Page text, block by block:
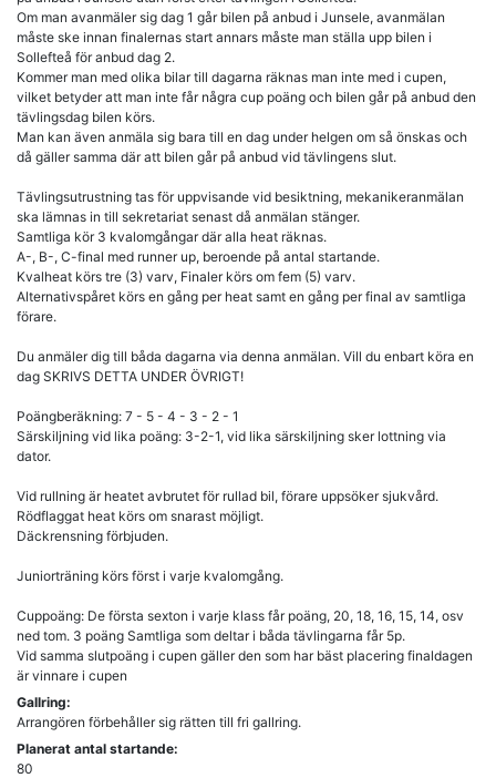
Om man avanmäler sig dag 1 går bilen på anbud i Junsele, avanmälan
måste ske innan finalernas start annars måste man ställa upp bilen i
Sollefteå för anbud dag 2.
Kommer man med olika bilar till dagarna räknas man inte med i cupen,
vilket betyder att man inte får några cup poäng och bilen går på anbud den
tävlingsdag bilen körs.
Man kan även anmäla sig bara till en dag under helgen om så önskas och
då gäller samma där att bilen går på anbud vid tävlingens slut.
Tävlingsutrustning tas för uppvisande vid besiktning, mekanikeranmälan
ska lämnas in till sekretariat senast då anmälan stänger.
Samtliga kör 3 kvalomgångar där alla heat räknas.
A-, B-, C-final med runner up, beroende på antal startande.
Kvalheat körs tre (3) varv, Finaler körs om fem (5) varv.
Alternativspåret körs en gång per heat samt en gång per final av samtliga
förare.
Du anmäler dig till båda dagarna via denna anmälan. Vill du enbart köra en
dag SKRIVS DETTA UNDER ÖVRIGT!
Poängberäkning: 7 - 5 - 4 - 3 - 2 - 1
Särskiljning vid lika poäng: 3-2-1, vid lika särskiljning sker lottning via
dator.
Vid rullning är heatet avbrutet för rullad bil, förare uppsöker sjukvård.
Rödflaggat heat körs om snarast möjligt.
Däckrensning förbjuden.
Juniorträning körs först i varje kvalomgång.
Cuppoäng: De första sexton i varje klass får poäng, 20, 18, 16, 15, 14, osv
ned tom. 3 poäng Samtliga som deltar i båda tävlingarna får 5p.
Vid samma slutpoäng i cupen gäller den som har bäst placering finaldagen
är vinnare i cupen
Gallring:
Arrangören förbehåller sig rätten till fri gallring.
Planerat antal startande:
80